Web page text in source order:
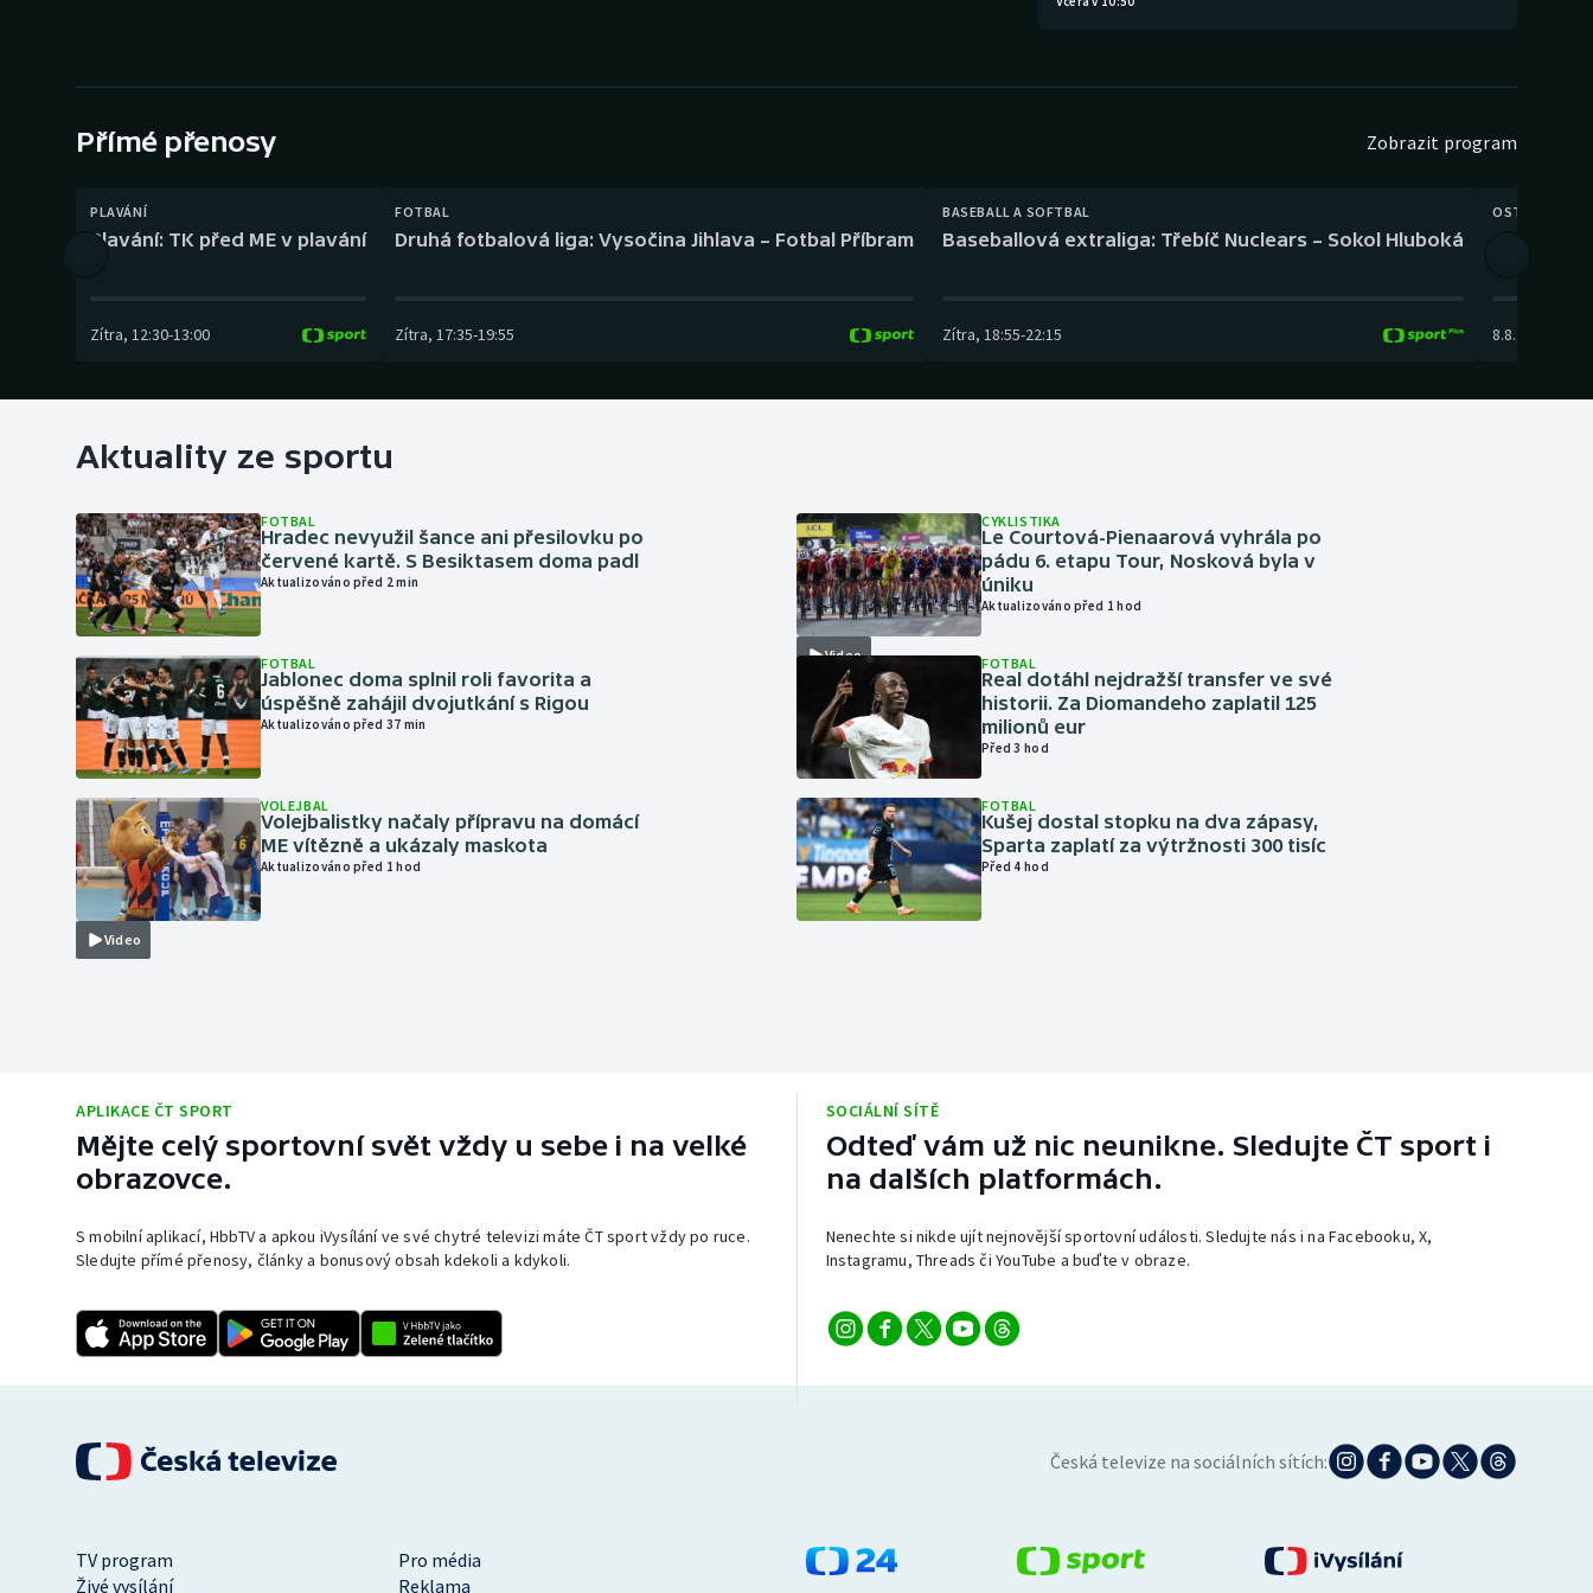
Golf Plavání Ostatní
Přímé přenosy Zobrazit program
PLAVÁNÍ
Plavání: TK před ME v plavání
Zítra, 12:30-13:00
FOTBAL
Druhá fotbalová liga: Vysočina Jihlava – Fotbal Příbram
Zítra, 17:35-19:55
BASEBALL A SOFTBAL
Baseballová extraliga: Třebíč Nuclears – Sokol Hluboká
Zítra, 18:55-22:15
OSTATNÍ
8.8.
Aktuality ze sportu
FOTBAL
Hradec nevyužil šance ani přesilovku po
červené kartě. S Besiktasem doma padl
Aktualizováno před 2 min
FOTBAL
Jablonec doma splnil roli favorita a
úspěšně zahájil dvojutkání s Rigou
Aktualizováno před 37 min
Video
VOLEJBAL
Volejbalistky načaly přípravu na domácí
ME vítězně a ukázaly maskota
Aktualizováno před 1 hod
Video
CYKLISTIKA
Le Courtová-Pienaarová vyhrála po
pádu 6. etapu Tour, Nosková byla v
úniku
Aktualizováno před 1 hod
FOTBAL
Real dotáhl nejdražší transfer ve své
historii. Za Diomandeho zaplatil 125
milionů eur
Před 3 hod
FOTBAL
Kušej dostal stopku na dva zápasy,
Sparta zaplatí za výtržnosti 300 tisíc
Před 4 hod
APLIKACE ČT SPORT
Mějte celý sportovní svět vždy u sebe i na velké
obrazovce.
S mobilní aplikací, HbbTV a apkou iVysílání ve své chytré televizi máte ČT sport vždy po ruce.
Sledujte přímé přenosy, články a bonusový obsah kdekoli a kdykoli.
SOCIÁLNÍ SÍTĚ
Odteď vám už nic neunikne. Sledujte ČT sport i
na dalších platformách.
Nenechte si nikde ujít nejnovější sportovní události. Sledujte nás i na Facebooku, X,
Instagramu, Threads či YouTube a buďte v obraze.
Česká televize na sociálních sítích:
TV program
Pro média
Živé vysílání
Reklama